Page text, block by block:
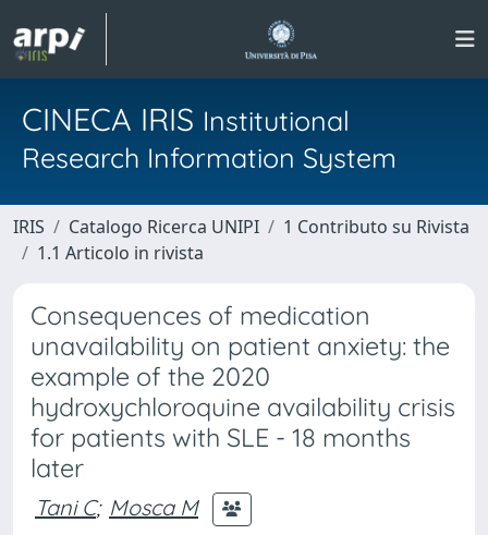
CINECA IRIS Institutional
Research Information System
IRIS Catalogo Ricerca UNIPI
1 Contributo su Rivista
1.1 Articolo in rivista
Consequences of medication
unavailability on patient anxiety: the
example of the 2020
hydroxychloroquine availability crisis
for patients with SLE - 18 months
later
Tani C; Mosca M